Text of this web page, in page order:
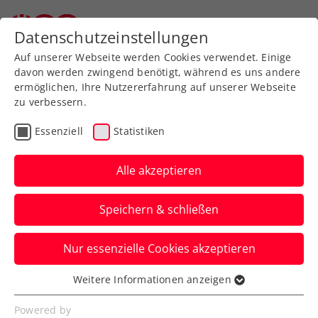
Zurück zur Newsübersicht
Kids & Jugend
U12-Leistungsschau in
der Südstadt
Der Jahrgang 2010 hat in den letzten
Tagen sein ganzes Können im ÖTV-
Leistungszentrum präsentiert.
Verfasst von: Manuel Wachta, 04.10.2022
Datenschutzeinstellungen
Auf unserer Webseite werden Cookies verwendet. Einige
davon werden zwingend benötigt, während es uns andere
ermöglichen, Ihre Nutzererfahrung auf unserer Webseite
zu verbessern.
Essenziell Statistiken
Alle akzeptieren
Speichern & schließen
Nur essenzielle Cookies akzeptieren
Essenziell
Essenzielle Cookies werden für grundlegende
Weitere Informationen anzeigen
Powered by